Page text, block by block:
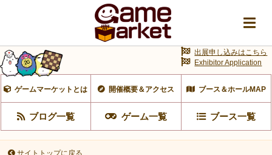
ゲームマーケットとは 開催概要＆アクセス ブース＆ホールMAP
ブログ一覧 ゲーム一覧 ブース一覧
出展申し込みはこちら
Exhibitor Application
サイトトップに戻る